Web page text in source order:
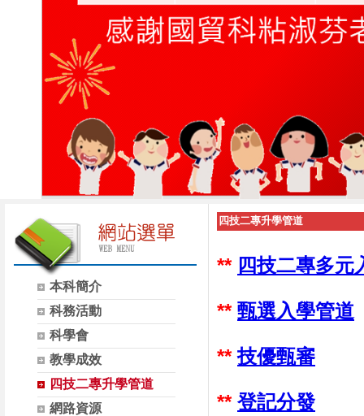
本科簡介
科務活動
科學會
教學成效
四技二專升學管道
網路資源
四技二專升學管道
** 四技二專多元
** 甄選入學管道
**技優甄審
** 登記分發